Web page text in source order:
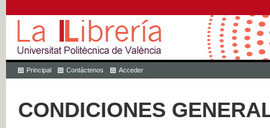
Principal Contáctenos Acceder
CONDICIONES